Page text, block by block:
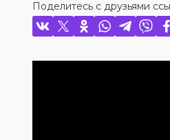
Поделитесь с друзьями